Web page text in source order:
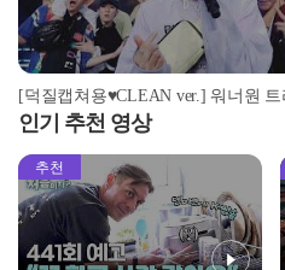
인기 추천 영상
추천